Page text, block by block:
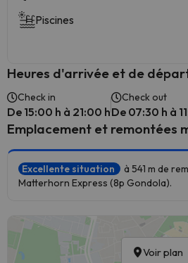
Piscines
Heures d'arrivée et de
Check in
De 15:00 h à 21:00 h
Check out
De 07:30 h à
Emplacement et remontées
Excellente situation
à 541 m de
Matterhorn Express (8p Gondola).
Voir plan